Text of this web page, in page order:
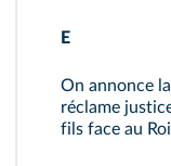
E
On annonce la
réclame
fils face au